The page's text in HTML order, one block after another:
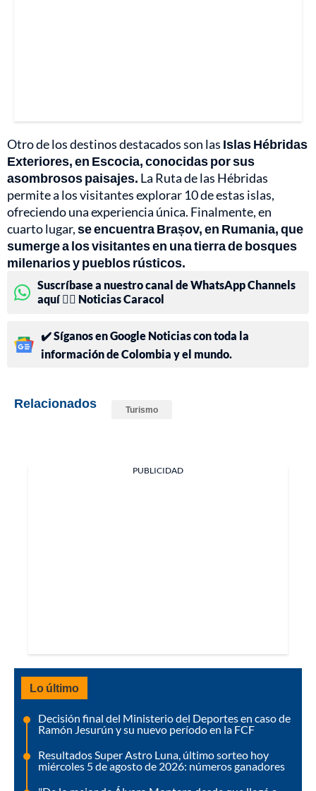
Otro de los destinos destacados son las Islas Hébridas
Exteriores, en Escocia, conocidas por sus
asombrosos paisajes. La Ruta de las Hébridas
permite a los visitantes explorar 10 de estas islas,
ofreciendo una experiencia única. Finalmente, en
cuarto lugar,se encuentra Brașov, en Rumania, que
sumerge a los visitantes en una tierra de bosques
milenarios y pueblos rústicos.
Suscríbase a nuestro canal de WhatsApp Channels
aquí 👉🏻 Noticias Caracol
✔️ Síganos en Google Noticias con toda la
información de Colombia y el mundo.
Relacionados Turismo
PUBLICIDAD
Lo último
Decisión final del Ministerio del Deportes en caso de
Ramón Jesurún y su nuevo período en la FCF
Resultados Super Astro Luna, último sorteo hoy
miércoles 5 de agosto de 2026: números ganadores